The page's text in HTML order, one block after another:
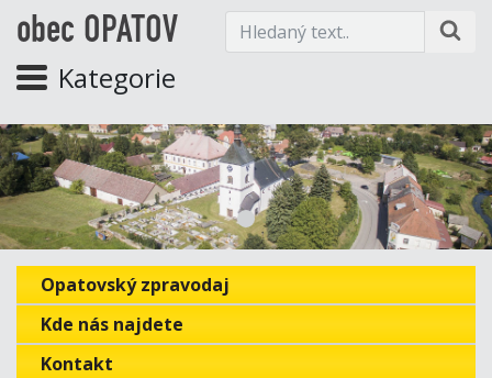
obec OPATOV
Kategorie
Opatovský zpravodaj
Kde nás najdete
Kontakt